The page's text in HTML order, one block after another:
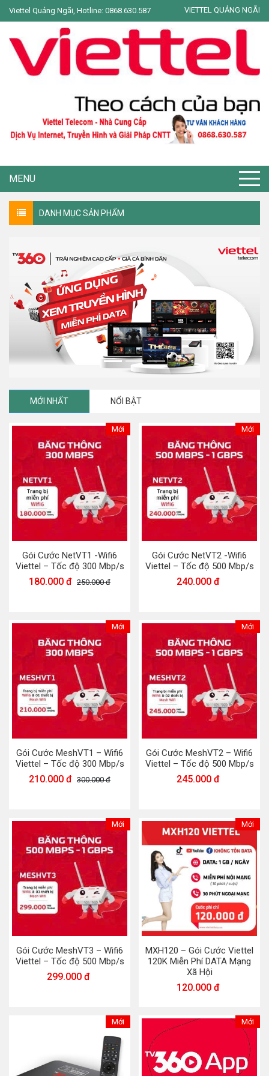
Viettel Quảng Ngãi, Hotline: 0868.630.587 VIETTEL QUẢNG NGÃI
MENU
DANH MỤC SẢN PHẨM
Previous Next
MỚI NHẤT NỔI BẬT
Mới
Gói Cước NetVT1 -Wifi6
Viettel – Tốc độ 300 Mbp/s
180.000 đ 250.000 đ
Mới
Gói Cước NetVT2 -Wifi6
Viettel – Tốc độ 500 Mbp/s
240.000 đ
Mới
Gói Cước MeshVT1 – Wifi6
Viettel – Tốc độ 300 Mbp/s
210.000 đ 300.000 đ
Mới
Gói Cước MeshVT2 – Wifi6
Viettel – Tốc độ 500 Mbp/s
245.000 đ
Mới
Gói Cước MeshVT3 – Wifi6
Viettel – Tốc độ 500 Mbp/s
299.000 đ
Mới
MXH120 – Gói Cước Viettel
120K Miễn Phí DATA Mạng
Xã Hội
120.000 đ
Mới Mới